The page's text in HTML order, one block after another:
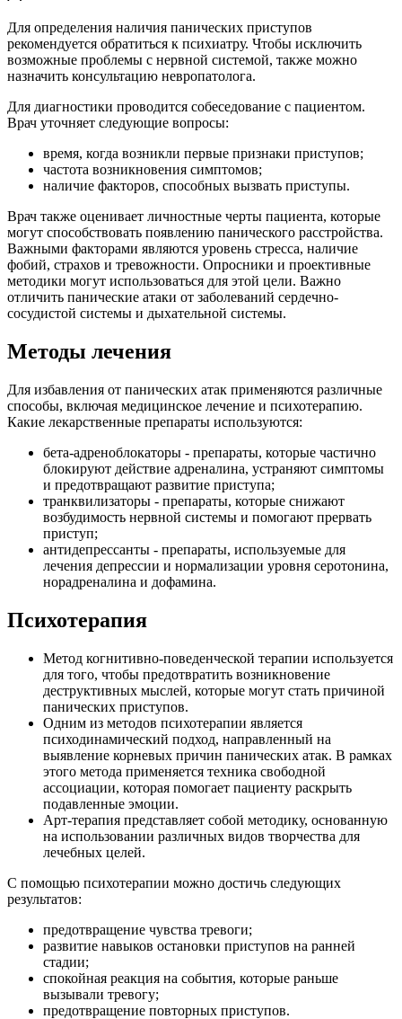
Для определения наличия панических приступов
рекомендуется обратиться к психиатру. Чтобы исключить
возможные проблемы с нервной системой, также можно
назначить консультацию невропатолога.
Для диагностики проводится собеседование с пациентом.
Врач уточняет следующие вопросы:
время, когда возникли первые признаки приступов;
частота возникновения симптомов;
наличие факторов, способных вызвать приступы.
Врач также оценивает личностные черты пациента, которые
могут способствовать появлению панического расстройства.
Важными факторами являются уровень стресса, наличие
фобий, страхов и тревожности. Опросники и проективные
методики могут использоваться для этой цели. Важно
отличить панические атаки от заболеваний сердечно-
сосудистой системы и дыхательной системы.
Методы лечения
Для избавления от панических атак применяются различные
способы, включая медицинское лечение и психотерапию.
Какие лекарственные препараты используются:
бета-адреноблокаторы - препараты, которые частично
блокируют действие адреналина, устраняют симптомы
и предотвращают развитие приступа;
транквилизаторы - препараты, которые снижают
возбудимость нервной системы и помогают прервать
приступ;
антидепрессанты - препараты, используемые для
лечения депрессии и нормализации уровня серотонина,
норадреналина и дофамина.
Психотерапия
Метод когнитивно-поведенческой терапии используется
для того, чтобы предотвратить возникновение
деструктивных мыслей, которые могут стать причиной
панических приступов.
Одним из методов психотерапии является
психодинамический подход, направленный на
выявление корневых причин панических атак. В рамках
этого метода применяется техника свободной
ассоциации, которая помогает пациенту раскрыть
подавленные эмоции.
Арт-терапия представляет собой методику, основанную
на использовании различных видов творчества для
лечебных целей.
С помощью психотерапии можно достичь следующих
результатов:
предотвращение чувства тревоги;
развитие навыков остановки приступов на ранней
стадии;
спокойная реакция на события, которые раньше
вызывали тревогу;
предотвращение повторных приступов.